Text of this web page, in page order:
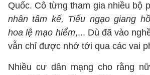
Quốc. Cô từng tham gia nhiều bộ
nhân tâm kế, Tiếu ngạo giang
hoa lệ mạo hiểm,... Dù đã vào
vẫn chỉ được nhớ tới qua các vai
Nhiều cư dân mạng cho rằng